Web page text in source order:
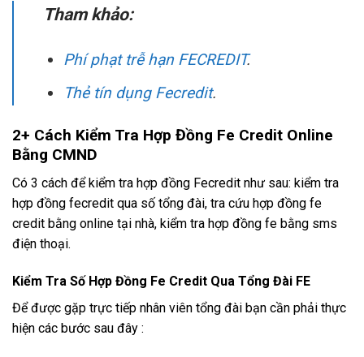
Tham khảo:
Phí phạt trễ hạn FECREDIT.
Thẻ tín dụng Fecredit.
2+ Cách Kiểm Tra Hợp Đồng Fe Credit Online
Bằng CMND
Có 3 cách để kiểm tra hợp đồng Fecredit như sau: kiểm tra
hợp đồng fecredit qua số tổng đài, tra cứu hợp đồng fe
credit bằng online tại nhà, kiểm tra hợp đồng fe bằng sms
điện thoại.
Kiểm Tra Số Hợp Đồng Fe Credit Qua Tổng Đài FE
Để được gặp trực tiếp nhân viên tổng đài bạn cần phải thực
hiện các bước sau đây :